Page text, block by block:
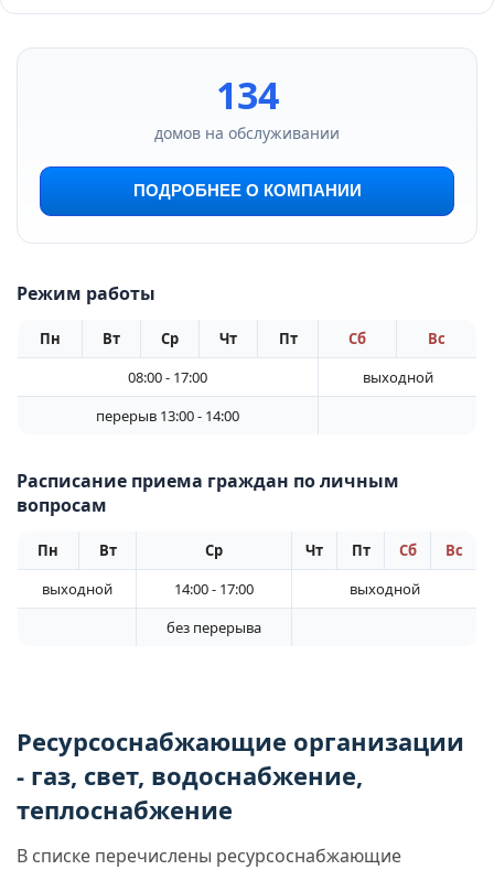
134
домов на обслуживании
ПОДРОБНЕЕ О КОМПАНИИ
Режим работы
Пн Вт Ср Чт Пт Сб
Вс
08:00 - 17:00
выходной
перерыв 13:00 - 14:00
Расписание приема граждан по личным
вопросам
Пн Вт Ср Чт Пт Сб
Вс
выходной
14:00 - 17:00
выходной
без перерыва
Ресурсоснабжающие организации
- газ, свет, водоснабжение,
теплоснабжение
В списке перечислены ресурсоснабжающие